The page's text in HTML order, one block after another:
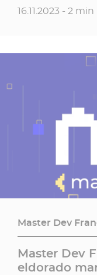
Date de
16.11.2023 - 2 min
Master Dev
Master Dev
eldorado